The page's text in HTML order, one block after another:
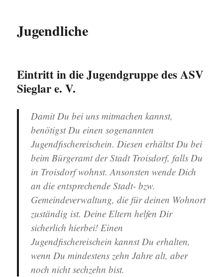
Jugendliche
Eintritt in die Jugendgruppe des ASV
Sieglar e. V.
Damit Du bei uns mitmachen kannst,
benötigst Du einen sogenannten
Jugendfischereischein. Diesen erhältst Du bei
beim Bürgeramt der Stadt Troisdorf, falls Du
in Troisdorf wohnst. Ansonsten wende Dich
an die entsprechende Stadt- bzw.
Gemeindeverwaltung, die für deinen Wohnort
zuständig ist. Deine Eltern helfen Dir
sicherlich hierbei! Einen
Jugendfischereischein kannst Du erhalten,
wenn Du mindestens zehn Jahre alt, aber
noch nicht sechzehn bist.